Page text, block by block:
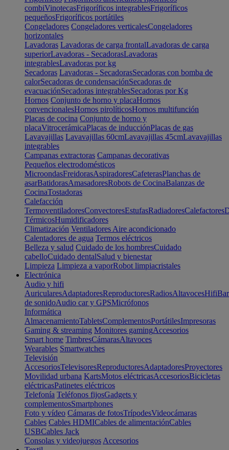
combiVinotecasFrigoríficos integrablesFrigoríficos
pequeñosFrigoríficos portátiles
Congeladores Congeladores verticalesCongeladores
horizontales
Lavadoras Lavadoras de carga frontalLavadoras de carga
superiorLavadoras - SecadorasLavadoras
integrablesLavadoras por kg
Secadoras Lavadoras - SecadorasSecadoras con bomba de
calorSecadoras de condensaciónSecadoras de
evacuaciónSecadoras integrablesSecadoras por Kg
Hornos Conjunto de horno y placaHornos
convencionalesHornos pirolíticosHornos multifunción
Placas de cocina Conjunto de horno y
placaVitrocerámicaPlacas de inducciónPlacas de gas
Lavavajillas Lavavajillas 60cmLavavajillas 45cmLavavajillas
integrables
Campanas extractoras Campanas decorativas
Pequeños electrodomésticos
MicroondasFreidorasAspiradoresCafeterasPlanchas de
asarBatidorasAmasadoresRobots de CocinaBalanzas de
CocinaTostadoras
Calefacción
TermoventiladoresConvectoresEstufasRadiadoresCalefactores
TérmicosHumidificadores
Climatización Ventiladores Aire acondicionado
Calentadores de agua Termos eléctricos
Belleza y salud Cuidado de los hombresCuidado
cabelloCuidado dentalSalud y bienestar
Limpieza Limpieza a vaporRobot limpiacristales
Electrónica
Audio y hifi
AuricularesAdaptadoresReproductoresRadiosAltavocesHifi
de sonidoAudio car y GPSMicrófonos
Informática
AlmacenamientoTabletsComplementosPortátilesImpresoras
Gaming & streaming Monitores gamingAccesorios
Smart home TimbresCámarasAltavoces
Wearables Smartwatches
Televisión
AccesoriosTelevisoresReproductoresAdaptadoresProyectores
Movilidad urbana KartsMotos eléctricasAccesoriosBicicletas
eléctricasPatinetes eléctricos
Telefonía Teléfonos fijosGadgets y
complementosSmartphones
Foto y vídeo Cámaras de fotosTrípodesVideocámaras
Cables Cables HDMICables de alimentaciónCables
USBCables Jack
Consolas y videojuegos Accesorios